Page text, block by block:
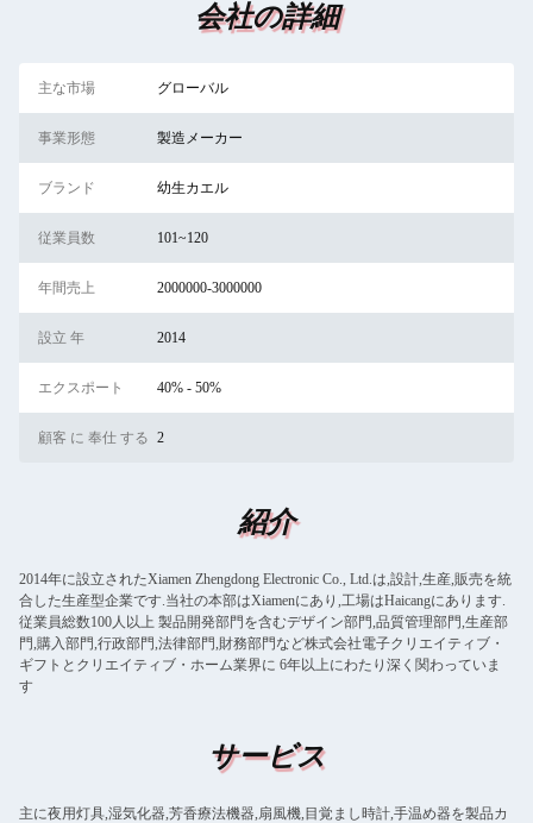
会社の詳細
主な市場 グローバル
事業形態 製造メーカー
ブランド 幼生カエル
従業員数 101~120
年間売上 2000000-3000000
設立 年 2014
エクスポート 40% - 50%
顧客 に 奉仕 する 2
紹介
2014年に設立されたXiamen Zhengdong Electronic Co., Ltd.は,設計,生産,販売を統
合した生産型企業です.当社の本部はXiamenにあり,工場はHaicangにあります.
従業員総数100人以上 製品開発部門を含むデザイン部門,品質管理部門,生産部
門,購入部門,行政部門,法律部門,財務部門など株式会社電子クリエイティブ・
ギフトとクリエイティブ・ホーム業界に 6年以上にわたり深く関わっていま
す
サービス
主に夜用灯具,湿気化器,芳香療法機器,扇風機,目覚まし時計,手温め器を製品カ